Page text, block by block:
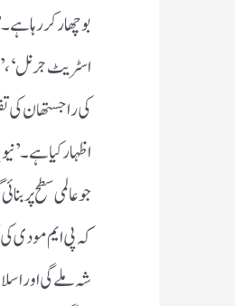
بوچھار کر رہا ہے
اسٹریٹ جرنل ‘ ، ’
کی راجستھان کی
اظہار کیا ہے ۔ ’
جو عالمی سطح پر
کہ پی ایم مودی
شہ ملے گی اور